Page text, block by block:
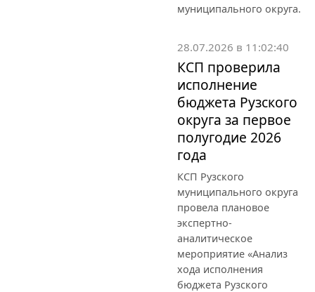
муниципального округа.
28.07.2026 в 11:02:40
КСП проверила
исполнение
бюджета Рузского
округа за первое
полугодие 2026
года
КСП Рузского
муниципального округа
провела плановое
экспертно-
аналитическое
мероприятие «Анализ
хода исполнения
бюджета Рузского